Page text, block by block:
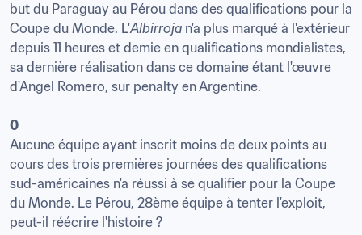
but du Paraguay au Pérou dans des qualifications pour la
Coupe du Monde. L'Albirroja n'a plus marqué à l'extérieur
depuis 11 heures et demie en qualifications mondialistes,
sa dernière réalisation dans ce domaine étant l'œuvre
d'Angel Romero, sur penalty en Argentine.
0
Aucune équipe ayant inscrit moins de deux points au
cours des trois premières journées des qualifications
sud-américaines n'a réussi à se qualifier pour la Coupe
du Monde. Le Pérou, 28ème équipe à tenter l'exploit,
peut-il réécrire l'histoire ?